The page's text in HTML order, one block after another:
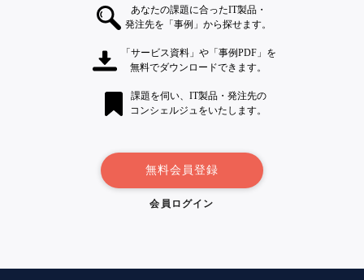
あなたの課題に合ったIT製品・
発注先を「事例」から探せます。
「サービス資料」や「事例PDF」を
無料でダウンロードできます。
課題を伺い、IT製品・発注先の
コンシェルジュをいたします。
無料会員登録
会員ログイン